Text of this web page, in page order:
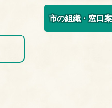
市の組織・窓口